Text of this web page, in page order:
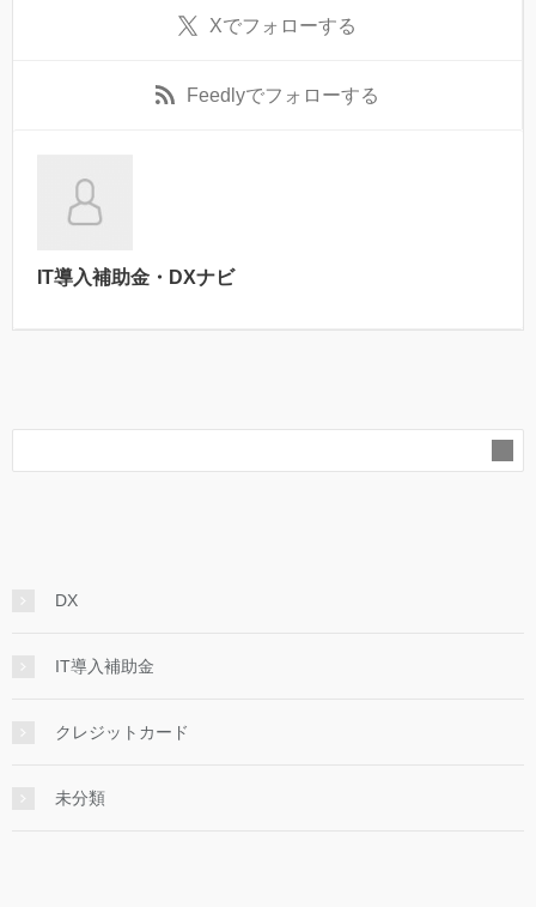
Xでフォローする
Feedlyでフォローする
IT導入補助金・DXナビ
DX
IT導入補助金
クレジットカード
未分類